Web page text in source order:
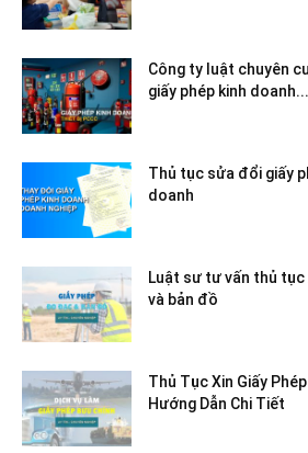
Công ty luật chuyên
giấy phép kinh doanh...
Thủ tục sửa đổi giấy
doanh
Luật sư tư vấn thủ
và bản đồ
Thủ Tục Xin Giấy
Hướng Dẫn Chi Tiết